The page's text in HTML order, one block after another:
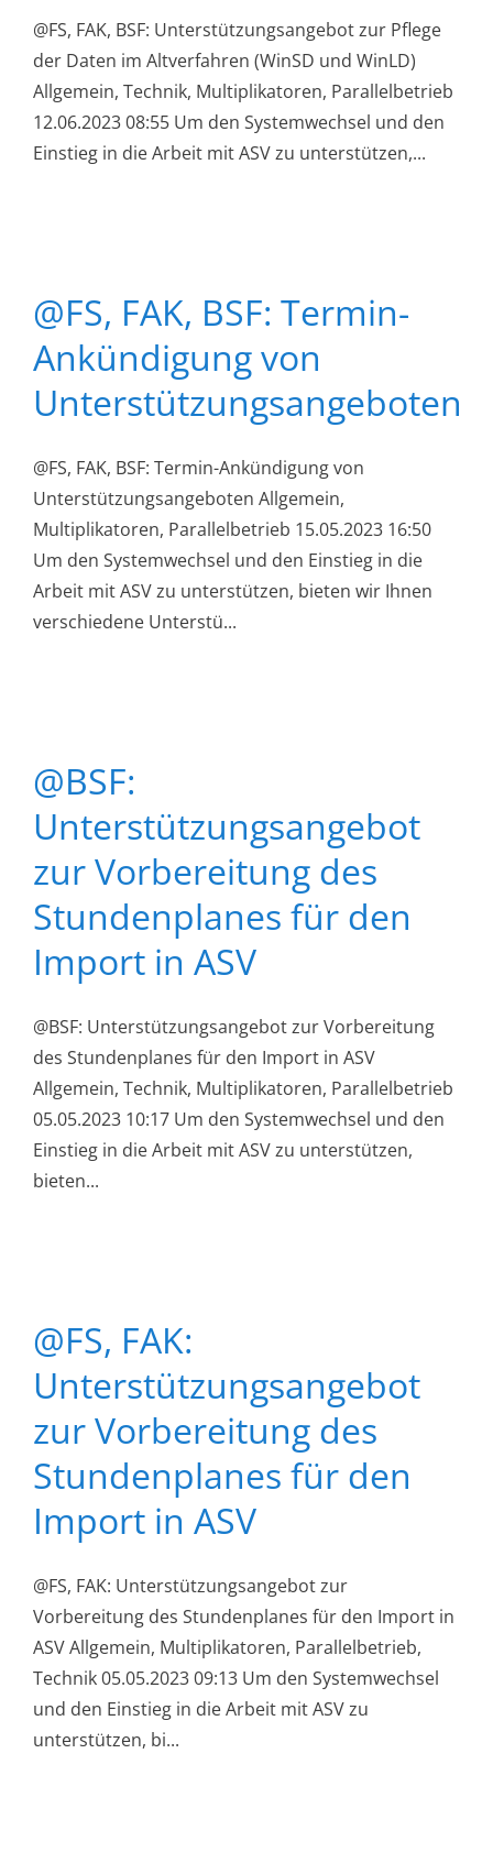
@FS, FAK, BSF: Unterstützungsangebot zur Pflege
der Daten im Altverfahren (WinSD und WinLD)
Allgemein, Technik, Multiplikatoren, Parallelbetrieb
12.06.2023 08:55 Um den Systemwechsel und den
Einstieg in die Arbeit mit ASV zu unterstützen,...
@FS, FAK, BSF: Termin-
Ankündigung von
Unterstützungsangeboten
@FS, FAK, BSF: Termin-Ankündigung von
Unterstützungsangeboten Allgemein,
Multiplikatoren, Parallelbetrieb 15.05.2023 16:50
Um den Systemwechsel und den Einstieg in die
Arbeit mit ASV zu unterstützen, bieten wir Ihnen
verschiedene Unterstü...
@BSF:
Unterstützungsangebot
zur Vorbereitung des
Stundenplanes für den
Import in ASV
@BSF: Unterstützungsangebot zur Vorbereitung
des Stundenplanes für den Import in ASV
Allgemein, Technik, Multiplikatoren, Parallelbetrieb
05.05.2023 10:17 Um den Systemwechsel und den
Einstieg in die Arbeit mit ASV zu unterstützen,
bieten...
@FS, FAK:
Unterstützungsangebot
zur Vorbereitung des
Stundenplanes für den
Import in ASV
@FS, FAK: Unterstützungsangebot zur
Vorbereitung des Stundenplanes für den Import in
ASV Allgemein, Multiplikatoren, Parallelbetrieb,
Technik 05.05.2023 09:13 Um den Systemwechsel
und den Einstieg in die Arbeit mit ASV zu
unterstützen, bi...